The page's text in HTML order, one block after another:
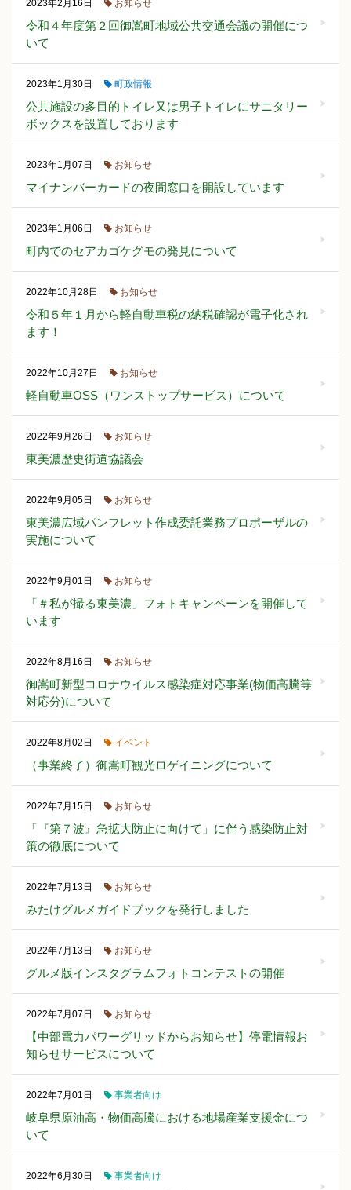
2023年2月16日 お知らせ
令和４年度第２回御嵩町地域公共交通会議の開催につ
いて
2023年1月30日 町政情報
公共施設の多目的トイレ又は男子トイレにサニタリー
ボックスを設置しております
2023年1月07日 お知らせ
マイナンバーカードの夜間窓口を開設しています
2023年1月06日 お知らせ
町内でのセアカゴケグモの発見について
2022年10月28日 お知らせ
令和５年１月から軽自動車税の納税確認が電子化され
ます！
2022年10月27日 お知らせ
軽自動車OSS（ワンストップサービス）について
2022年9月26日 お知らせ
東美濃歴史街道協議会
2022年9月05日 お知らせ
東美濃広域パンフレット作成委託業務プロポーザルの
実施について
2022年9月01日 お知らせ
「＃私が撮る東美濃」フォトキャンペーンを開催して
います
2022年8月16日 お知らせ
御嵩町新型コロナウイルス感染症対応事業(物価高騰等
対応分)について
2022年8月02日 イベント
（事業終了）御嵩町観光ロゲイニングについて
2022年7月15日 お知らせ
「『第７波』急拡大防止に向けて」に伴う感染防止対
策の徹底について
2022年7月13日 お知らせ
みたけグルメガイドブックを発行しました
2022年7月13日 お知らせ
グルメ版インスタグラムフォトコンテストの開催
2022年7月07日 お知らせ
【中部電力パワーグリッドからお知らせ】停電情報お
知らせサービスについて
2022年7月01日 事業者向け
岐阜県原油高・物価高騰における地場産業支援金につ
いて
2022年6月30日 事業者向け